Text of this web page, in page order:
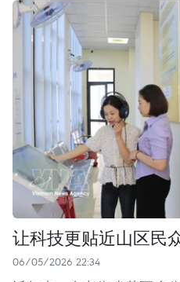
让科技更贴近山区民
06/05/2026 22:34